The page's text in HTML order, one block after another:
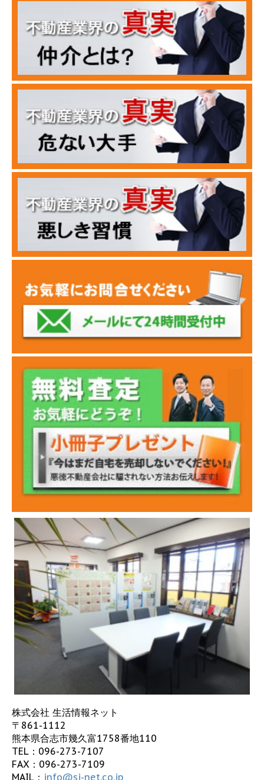
株式会社 生活情報ネット
〒861-1112
熊本県合志市幾久富1758番地110
TEL： 096-273-7107
FAX：096-273-7109
MAIL： info@sj-net.co.jp